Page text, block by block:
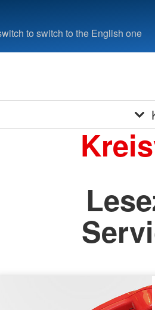
to switch to the English one